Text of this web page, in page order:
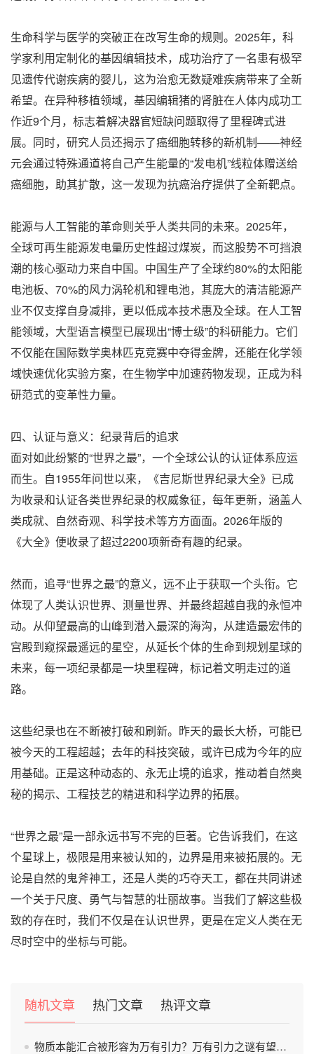
生命科学与医学的突破正在改写生命的规则。2025年，科
学家利用定制化的基因编辑技术，成功治疗了一名患有极罕
见遗传代谢疾病的婴儿，这为治愈无数疑难疾病带来了全新
希望。在异种移植领域，基因编辑猪的肾脏在人体内成功工
作近9个月，标志着解决器官短缺问题取得了里程碑式进
展。同时，研究人员还揭示了癌细胞转移的新机制——神经
元会通过特殊通道将自己产生能量的“发电机”线粒体赠送给
癌细胞，助其扩散，这一发现为抗癌治疗提供了全新靶点。
能源与人工智能的革命则关乎人类共同的未来。2025年，
全球可再生能源发电量历史性超过煤炭，而这股势不可挡浪
潮的核心驱动力来自中国。中国生产了全球约80%的太阳能
电池板、70%的风力涡轮机和锂电池，其庞大的清洁能源产
业不仅支撑自身减排，更以低成本技术惠及全球。在人工智
能领域，大型语言模型已展现出“博士级”的科研能力。它们
不仅能在国际数学奥林匹克竞赛中夺得金牌，还能在化学领
域快速优化实验方案，在生物学中加速药物发现，正成为科
研范式的变革性力量。
四、认证与意义：纪录背后的追求
面对如此纷繁的“世界之最”，一个全球公认的认证体系应运
而生。自1955年问世以来，《吉尼斯世界纪录大全》已成
为收录和认证各类世界纪录的权威象征，每年更新，涵盖人
类成就、自然奇观、科学技术等方方面面。2026年版的
《大全》便收录了超过2200项新奇有趣的纪录。
然而，追寻“世界之最”的意义，远不止于获取一个头衔。它
体现了人类认识世界、测量世界、并最终超越自我的永恒冲
动。从仰望最高的山峰到潜入最深的海沟，从建造最宏伟的
宫殿到窥探最遥远的星空，从延长个体的生命到规划星球的
未来，每一项纪录都是一块里程碑，标记着文明走过的道
路。
这些纪录也在不断被打破和刷新。昨天的最长大桥，可能已
被今天的工程超越；去年的科技突破，或许已成为今年的应
用基础。正是这种动态的、永无止境的追求，推动着自然奥
秘的揭示、工程技艺的精进和科学边界的拓展。
“世界之最”是一部永远书写不完的巨著。它告诉我们，在这
个星球上，极限是用来被认知的，边界是用来被拓展的。无
论是自然的鬼斧神工，还是人类的巧夺天工，都在共同讲述
一个关于尺度、勇气与智慧的壮丽故事。当我们了解这些极
致的存在时，我们不仅是在认识世界，更是在定义人类在无
尽时空中的坐标与可能。
随机文章 热门文章 热评文章
物质本能汇合被形容为万有引力？万有引力之谜有望被破解？